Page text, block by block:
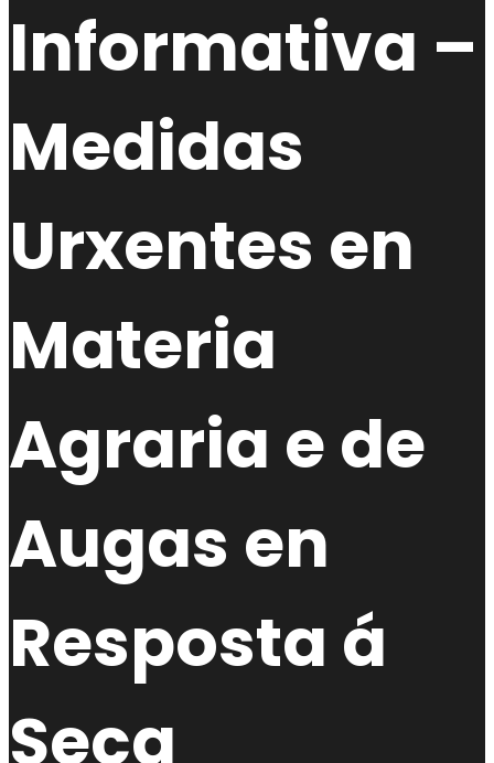
Informativa –
Medidas
Urxentes en
Materia
Agraria e de
Augas en
Resposta á
Seca